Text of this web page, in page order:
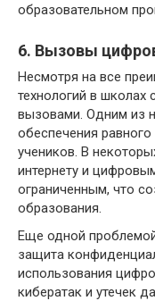
образовательном
6. Вызовы
Несмотря на все
технологий в
вызовами. Одним из
обеспечения
учеников. В
интернету и
ограниченным, что
образования.
Еще одной
защита
использования
кибератак и утечек